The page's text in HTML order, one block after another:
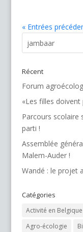
« Entrées
Récent
Forum
«Les filles doivent
Parcours scolaire
parti !
Assemblée
Malem-Auder !
Wandé : le projet
Catégories
Activité en Belgique
Agro-écologie